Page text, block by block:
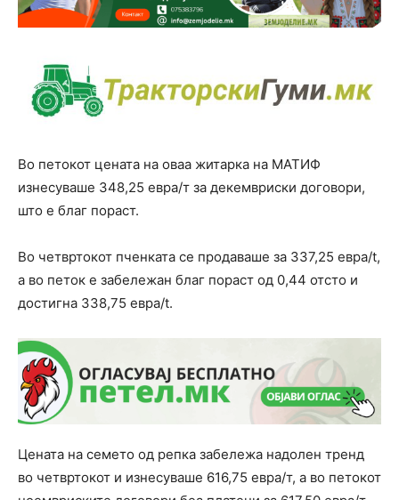
Во петокот цената на оваа житарка на МАТИФ
изнесуваше 348,25 евра/т за декемвриски договори,
што е благ пораст.
Во четвртокот пченката се продаваше за 337,25 евра/t,
а во петок е забележан благ пораст од 0,44 отсто и
достигна 338,75 евра/t.
Цената на семето од репка забележа надолен тренд
во четвртокот и изнесуваше 616,75 евра/т, а во петокот